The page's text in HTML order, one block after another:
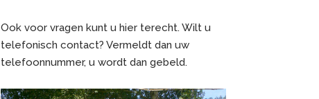
Ook voor vragen kunt u hier terecht. Wilt u
telefonisch contact? Vermeldt dan uw
telefoonnummer, u wordt dan gebeld.